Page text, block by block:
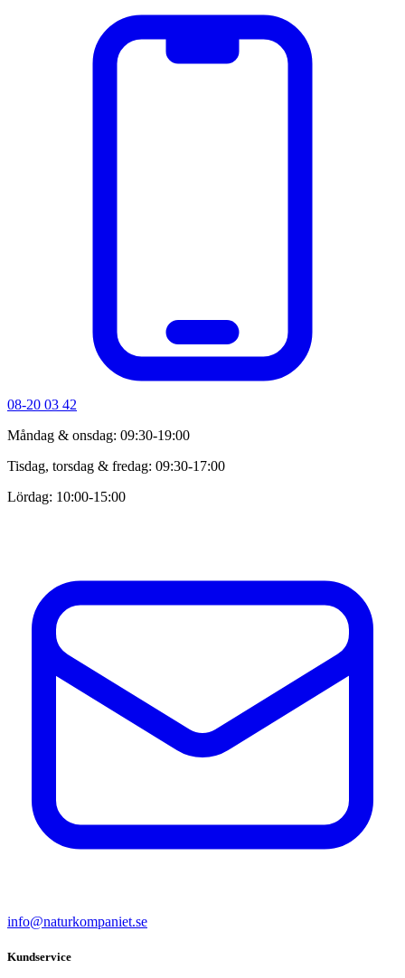
08-20 03 42
Måndag & onsdag: 09:30-19:00
Tisdag, torsdag & fredag: 09:30-17:00
Lördag: 10:00-15:00
info@naturkompaniet.se
Kundservice